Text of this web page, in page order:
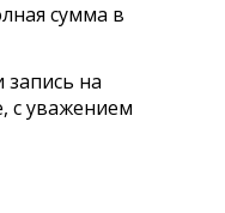
сумма в
на
с уважением